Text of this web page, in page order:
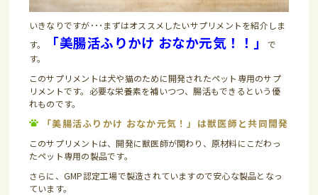
いきなりですが･･･まずはオススメしたいサプリメントを紹介しま
す。
「美腸活ふりかけ おなか元気！！」
で
す。
このサプリメントは犬や猫のために開発されたペット専用のサプ
リメントです。必要な栄養素を補いつつ、腸活もできるという優
れものです。
「美腸活ふりかけ おなか元気！」は獣医師と共同開発
このサプリメントは、開発に獣医師が関わり、原材料にこだわっ
たペット専用の製品です。
さらに、GMP認定工場で製造されていますので安心な製品となっ
ています。